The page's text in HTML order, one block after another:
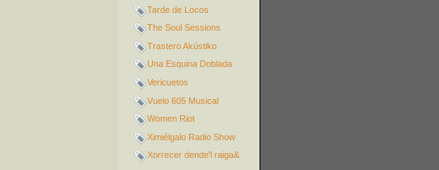
Tarde de Locos
The Soul Sessions
Trastero Akústiko
Una Esquina Doblada
Vericuetos
Vuelo 605 Musical
Women Riot
Ximiélgalo Radio Show
Xorrecer dende'l raiga&